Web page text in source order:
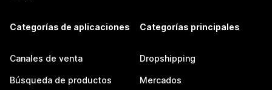
Categorías de aplicaciones
Canales de venta
Búsqueda de productos
Categorías principales
Dropshipping
Mercados